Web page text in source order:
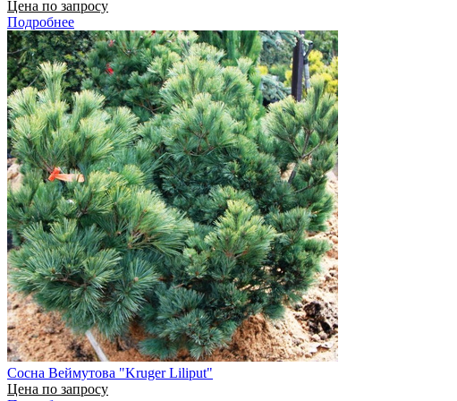
Цена по запросу
Подробнее
Сосна Веймутова "Kruger Liliput"
Цена по запросу